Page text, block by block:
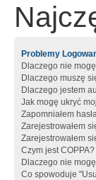
Problemy
Dlaczego nie
Dlaczego muszę
Dlaczego jestem
Jak mogę ukryć
Zapomniałem
Zarejestrowałem
Zarejestrowałem
Czym jest COPPA?
Dlaczego nie
Co spowoduje